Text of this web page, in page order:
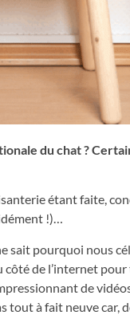
du chat ?
étant faite,
!)…
sait pourquoi nous
côté de l’internet
de
tout à fait neuve